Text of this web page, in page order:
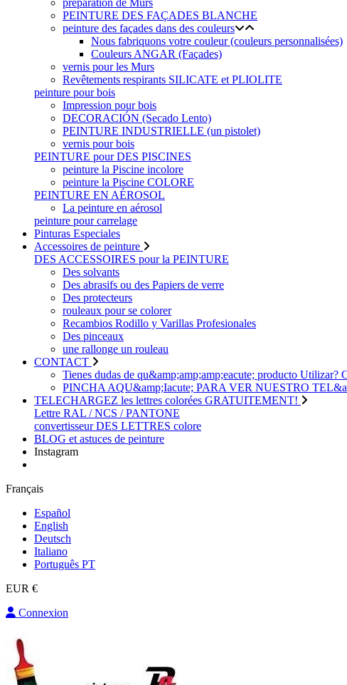
préparation de Murs
PEINTURE DES FAÇADES BLANCHE
peinture des façades dans des couleurs
Nous fabriquons votre couleur (couleurs personnalisées)
Couleurs ANGAR (Façades)
vernis pour les Murs
Revêtements respirants SILICATE et PLIOLITE
peinture pour bois
Impression pour bois
DECORACIÓN (Secado Lento)
PEINTURE INDUSTRIELLE (un pistolet)
vernis pour bois
PEINTURE pour DES PISCINES
peinture la Piscine incolore
peinture la Piscine COLORE
PEINTURE EN AÉROSOL
La peinture en aérosol
peinture pour carrelage
Pinturas Especiales
Accessoires de peinture
DES ACCESSOIRES pour la PEINTURE
Des solvants
Des abrasifs ou des Papiers de verre
Des protecteurs
rouleaux pour se colorer
Recambios Rodillo y Varillas Profesionales
Des pinceaux
une rallonge un rouleau
CONTACT
Tienes dudas de qu&amp;amp;amp;eacute; producto
PINCHA AQU&amp;Iacute; PARA VER NUESTRO
TELECHARGEZ les lettres colorées GRATUITEMENT!
Lettre RAL / NCS / PANTONE
convertisseur DES LETTRES colore
BLOG et astuces de peinture
Instagram
Français
Español
English
Deutsch
Italiano
Português PT
EUR €
Connexion